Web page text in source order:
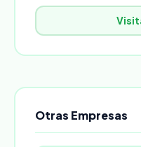
Otras Empresas